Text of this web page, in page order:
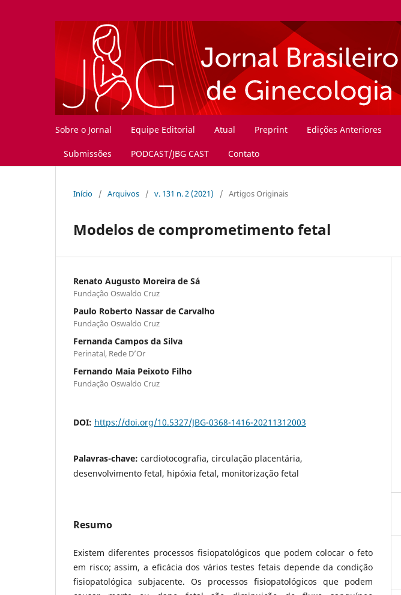
Sobre o Jornal Equipe Editorial Atual Preprint Edições Anteriores
Submissões PODCAST/JBG CAST Contato
Início / Arquivos / v. 131 n. 2 (2021) / Artigos Originais
Modelos de comprometimento fetal
Renato Augusto Moreira de Sá
Fundação Oswaldo Cruz
Paulo Roberto Nassar de Carvalho
Fundação Oswaldo Cruz
Fernanda Campos da Silva
Perinatal, Rede D’Or
Fernando Maia Peixoto Filho
Fundação Oswaldo Cruz
DOI: https://doi.org/10.5327/JBG-0368-1416-20211312003
Palavras-chave: cardiotocografia, circulação placentária,
desenvolvimento fetal, hipóxia fetal, monitorização fetal
Resumo
Existem diferentes processos fisiopatológicos que podem colocar o feto
em risco; assim, a eficácia dos vários testes fetais depende da condição
fisiopatológica subjacente. Os processos fisiopatológicos que podem